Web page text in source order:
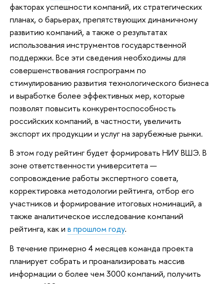
факторах успешности компаний, их стратегических
планах, о барьерах, препятствующих динамичному
развитию компаний, а также о результатах
использования инструментов государственной
поддержки. Все эти сведения необходимы для
совершенствования госпрограмм по
стимулированию развития технологического бизнеса
и выработке более эффективных мер, которые
позволят повысить конкурентоспособность
российских компаний, в частности, увеличить
экспорт их продукции и услуг на зарубежные рынки.
В этом году рейтинг будет формировать НИУ ВШЭ. В
зоне ответственности университета —
сопровождение работы экспертного совета,
корректировка методологии рейтинга, отбор его
участников и формирование итоговых номинаций, а
также аналитическое исследование компаний
рейтинга, как и в прошлом году.
В течение примерно 4 месяцев команда проекта
планирует собрать и проанализировать массив
информации о более чем 3000 компаний, получить